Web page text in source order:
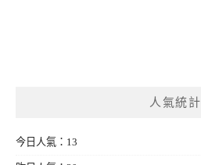
人氣統計
今日人氣：13